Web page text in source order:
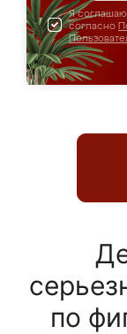
Я
согласно
по